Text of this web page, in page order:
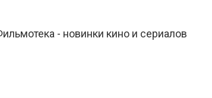
- новинки кино и сериалов